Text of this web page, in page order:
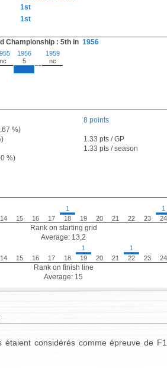
1st
1st
Championship : 5th in 1956
nc
1956
5
1959
nc
%)
%)
8 points
1.33 pts / GP
1.33 pts / season
14 15 16 17
1
18
19 20 21 22 23
1
24
Rank on starting grid
Average: 13,2
14 15 16 17 18
1
19
20 21
1
22
23 24
Rank on finish line
Average: 15
considérés comme épreuve de